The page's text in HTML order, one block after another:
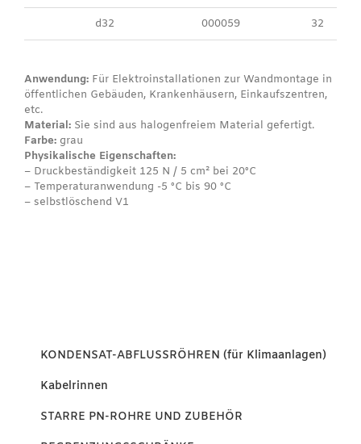
d32 000059 32
Anwendung: Für Elektroinstallationen zur Wandmontage in
öffentlichen Gebäuden, Krankenhäusern, Einkaufszentren,
etc.
Material: Sie sind aus halogenfreiem Material gefertigt.
Farbe: grau
Physikalische Eigenschaften:
– Druckbeständigkeit 125 N / 5 cm² bei 20ºC
– Temperaturanwendung -5 ºC bis 90 ºC
– selbstlöschend V1
KONDENSAT-ABFLUSSRÖHREN (für Klimaanlagen)
Kabelrinnen
STARRE PN-ROHRE UND ZUBEHÖR